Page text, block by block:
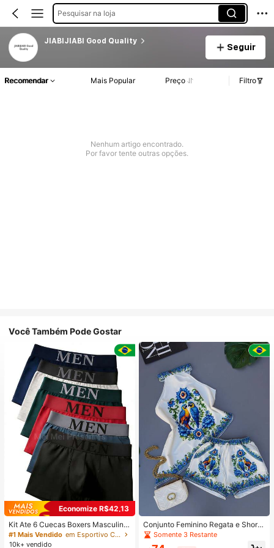
Pesquisar na loja
JIABIJIABI Good Quality
Seguir
Recomendar Mais Popular Preço Filtro
Nenhum artigo encontrado.
Por favor tente outras opções.
Você Também Pode Gostar
Economize R$42,13
Kit Ate 6 Cuecas Boxers Masculina
Confortável Macia Cueca Adulto d
e Microfibra Cores Lisa Variadas
#1 Mais Vendido
em Esportivo Calções de banho masculinos
10k+ vendido
Conjunto Feminino Regata e Short
Estampa Arara Tropical Floral Verão
Somente 3 Restante